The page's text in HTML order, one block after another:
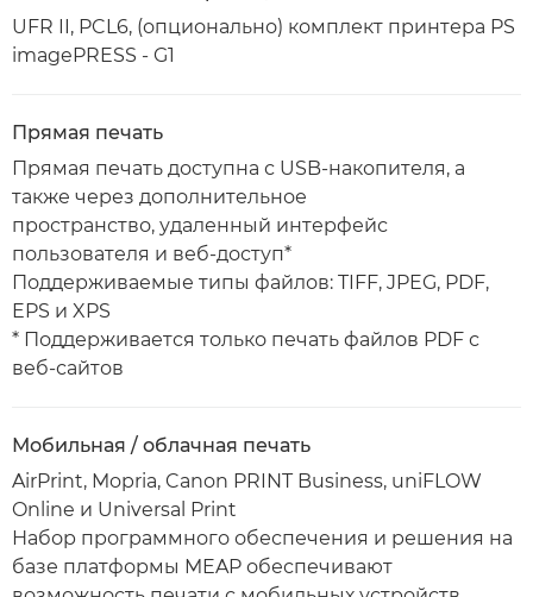
UFR II, PCL6, (опционально) комплект принтера PS
imagePRESS - G1
Прямая печать
Прямая печать доступна с USB-накопителя, а
также через дополнительное
пространство, удаленный интерфейс
пользователя и веб-доступ*
Поддерживаемые типы файлов: TIFF, JPEG, PDF,
EPS и XPS
* Поддерживается только печать файлов PDF с
веб-сайтов
Мобильная / облачная печать
AirPrint, Mopria, Canon PRINT Business, uniFLOW
Online и Universal Print
Набор программного обеспечения и решения на
базе платформы MEAP обеспечивают